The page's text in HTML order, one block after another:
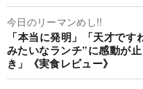
今日のリーマンめし!!
「本当に発明」「天才で
みたいなランチ”に感動が
き」《実食レビュー》